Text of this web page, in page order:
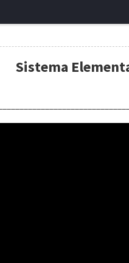
Sistema